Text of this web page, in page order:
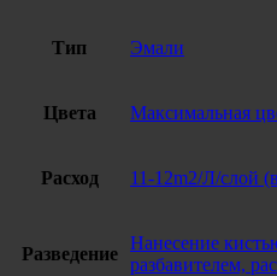
Тип Эмали
Цвета Максимальная
Расход 11-12m2/Л/слой
Разведение
Нанесение
разбавителем,